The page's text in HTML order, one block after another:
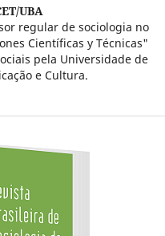
UBA
regular de sociologia no
Científicas y Técnicas"
pela Universidade de
e Cultura.